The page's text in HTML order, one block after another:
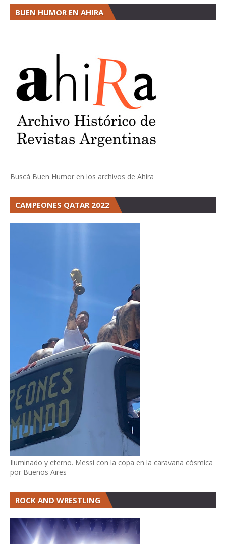
BUEN HUMOR EN AHIRA
Buscá Buen Humor en los archivos de Ahira
CAMPEONES QATAR 2022
Iluminado y eterno. Messi con la copa en la caravana cósmica
por Buenos Aires
ROCK AND WRESTLING